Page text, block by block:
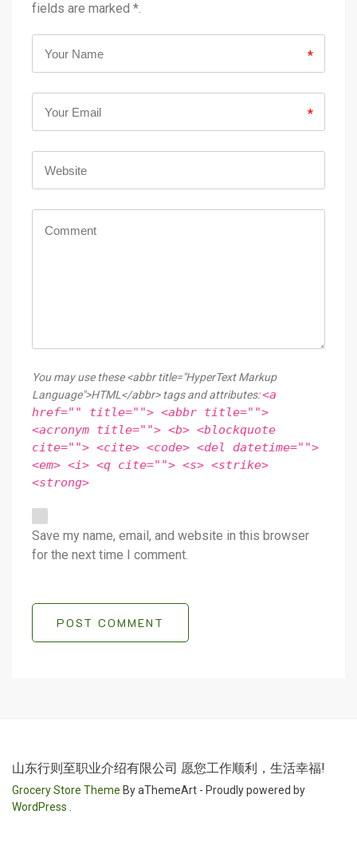
fields are marked *.
*
*
You may use these <abbr title="HyperText Markup
Language">HTML</abbr> tags and attributes:<a
href="" title=""> <abbr title="">
<acronym title=""> <b> <blockquote
cite=""> <cite> <code> <del datetime="">
<em> <i> <q cite=""> <s> <strike>
<strong>
Save my name, email, and website in this browser
for the next time I comment.
POST COMMENT
山东行则至职业介绍有限公司 愿您工作顺利，生活幸福!
Grocery Store Theme By aThemeArt - Proudly powered by
WordPress